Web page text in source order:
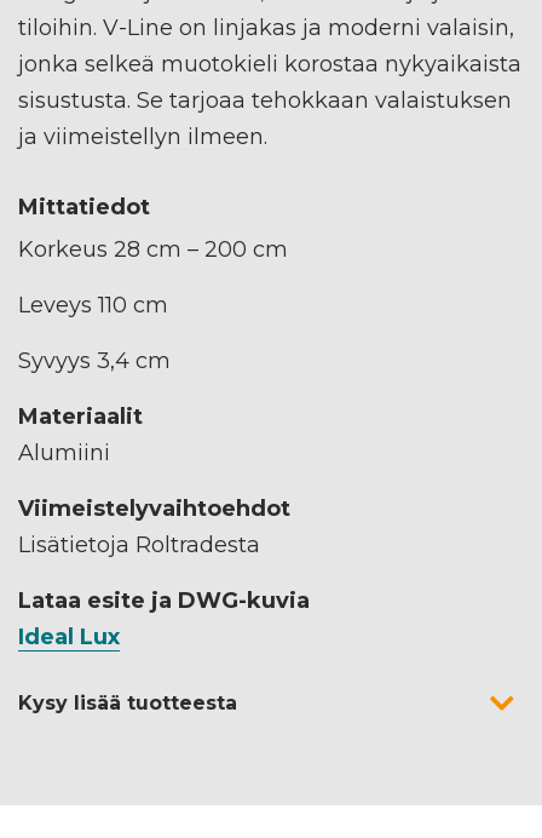
tiloihin. V-Line on linjakas ja moderni valaisin,
jonka selkeä muotokieli korostaa nykyaikaista
sisustusta. Se tarjoaa tehokkaan valaistuksen
ja viimeistellyn ilmeen.
Mittatiedot
Korkeus 28 cm – 200 cm
Leveys 110 cm
Syvyys 3,4 cm
Materiaalit
Alumiini
Viimeistelyvaihtoehdot
Lisätietoja Roltradesta
Lataa esite ja DWG-kuvia
Ideal Lux
Kysy lisää tuotteesta